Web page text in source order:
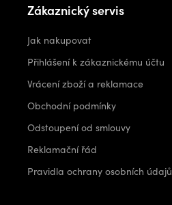
Zákaznický servis
Jak nakupovat
Přihlášení k zákaznickému účtu
Vrácení zboží a reklamace
Obchodní podmínky
Odstoupení od smlouvy
Reklamační řád
Pravidla ochrany osobních údajů